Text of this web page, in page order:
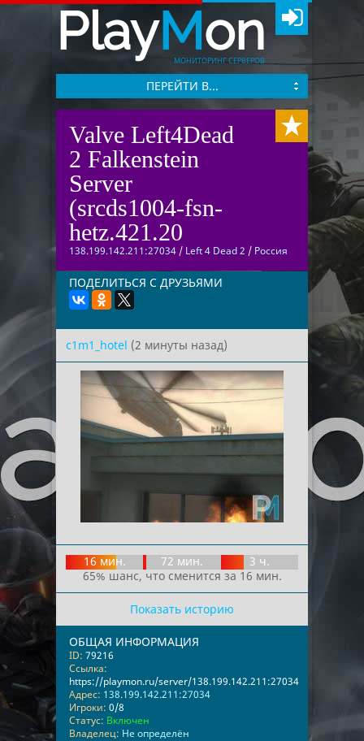
PlayMon
МОНИТОРИНГ СЕРВЕРОВ
ПЕРЕЙТИ В...
Valve Left4Dead
2 Falkenstein
Server
(srcds1004-fsn-
hetz.421.20
138.199.142.211:27034 / Left 4 Dead 2 / Россия
ПОДЕЛИТЬСЯ С ДРУЗЬЯМИ
c1m1_hotel (2 минуты назад)
16 мин. 72 мин.
3 ч.
65% шанс, что сменится за 16 мин.
Показать историю
ОБЩАЯ ИНФОРМАЦИЯ
ID: 79216
Ссылка:
https://playmon.ru/server/138.199.142.211:27034
Адрес: 138.199.142.211:27034
Игроки: 0/8
Статус: Включен
Владелец: Не определён